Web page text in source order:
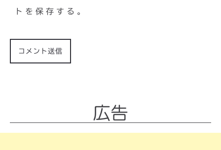
トを保存する。
広告